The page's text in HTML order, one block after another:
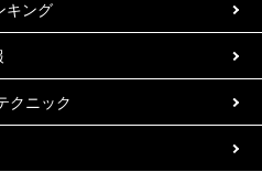
キング
クニック